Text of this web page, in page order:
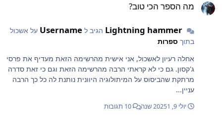
מה הספר הכי טוב?
Lightning hammer הגיב ל Username על אשכול
בתוך ספרות
אחלה רעיון לאשכול, אני אישית מהרשימה הזאת מעדיף את פרסי
ג'קסון. גם כי לא קראתי הרבה מהרשימה הזאת וגם כי זאת סדרה
מרתקת שהביסוס על המיתולוגיה היוונית נותנת לה כל כך הרבה
עניין...
יולי 9, 2025 1 שנה